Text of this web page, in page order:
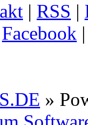
| RSS |
Facebook
»